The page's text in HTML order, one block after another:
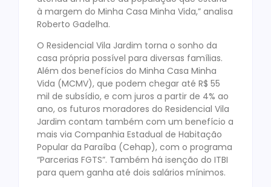
à margem do Minha Casa Minha Vida,” analisa
Roberto Gadelha.
O Residencial Vila Jardim torna o sonho da
casa própria possível para diversas famílias.
Além dos benefícios do Minha Casa Minha
Vida (MCMV), que podem chegar até R$ 55
mil de subsídio, e com juros a partir de 4% ao
ano, os futuros moradores do Residencial Vila
Jardim contam também com um benefício a
mais via Companhia Estadual de Habitação
Popular da Paraíba (Cehap), com o programa
“Parcerias FGTS”. Também há isenção do ITBI
para quem ganha até dois salários mínimos.